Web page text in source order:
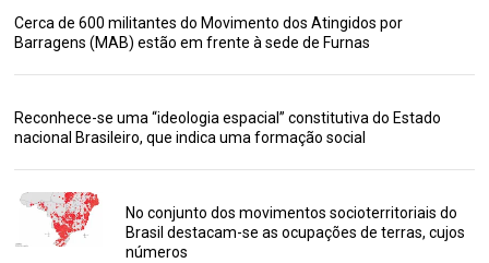
Cerca de 600 militantes do Movimento dos Atingidos por
Barragens (MAB) estão em frente à sede de Furnas
Reconhece-se uma “ideologia espacial” constitutiva do Estado
nacional Brasileiro, que indica uma formação social
No conjunto dos movimentos socioterritoriais do
Brasil destacam-se as ocupações de terras, cujos
números